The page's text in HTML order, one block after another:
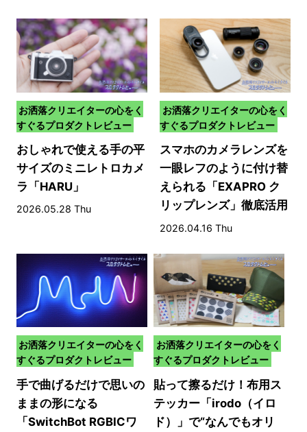
お洒落クリエイターの心をく
すぐるプロダクトレビュー
おしゃれで使える手の平
サイズのミニレトロカメ
ラ「HARU」
2026.05.28 Thu
お洒落クリエイターの心をく
すぐるプロダクトレビュー
スマホのカメラレンズを
一眼レフのように付け替
えられる「EXAPRO ク
リップレンズ」徹底活用
術！
2026.04.16 Thu
お洒落クリエイターの心をく
すぐるプロダクトレビュー
手で曲げるだけで思いの
ままの形になる
「SwitchBot RGBICワ
お洒落クリエイターの心をく
すぐるプロダクトレビュー
貼って擦るだけ！布用ス
テッカー「irodo（イロ
ド）」で“なんでもオリ